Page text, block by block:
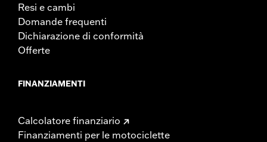
Resi e cambi
Domande frequenti
Dichiarazione di conformità
Offerte
FINANZIAMENTI
Calcolatore finanziario
Finanziamenti per le motociclette